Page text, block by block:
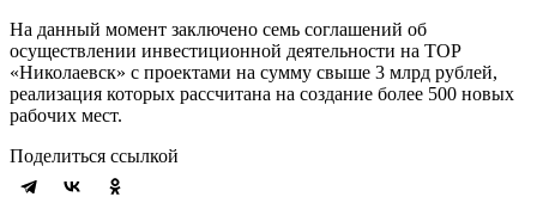
На данный момент заключено семь соглашений об
осуществлении инвестиционной деятельности на ТОР
«Николаевск» с проектами на сумму свыше 3 млрд рублей,
реализация которых рассчитана на создание более 500 новых
рабочих мест.
Поделиться ссылкой